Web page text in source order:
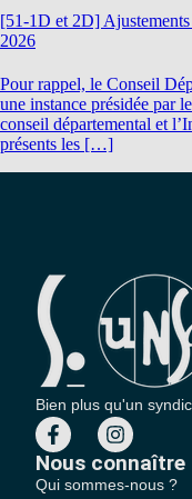
[51-1D et 2D]
2026
Pour rappel, le Conseil
une instance présidée par
conseil départemental et
présents les […]
Bien plus qu'un
Nous connaître
Qui sommes-nous ?